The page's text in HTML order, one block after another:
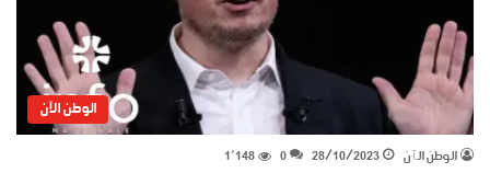
الوطن الآن
الوطن الٱن 28/10/2023
0 1٬148